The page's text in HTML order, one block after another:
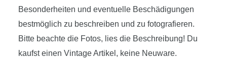
Besonderheiten und eventuelle Beschädigungen
bestmöglich zu beschreiben und zu fotografieren.
Bitte beachte die Fotos, lies die Beschreibung! Du
kaufst einen Vintage Artikel, keine Neuware.